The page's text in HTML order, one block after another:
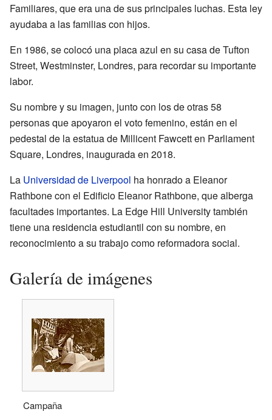
Familiares, que era una de sus principales luchas. Esta ley
ayudaba a las familias con hijos.
En 1986, se colocó una placa azul en su casa de Tufton
Street, Westminster, Londres, para recordar su importante
labor.
Su nombre y su imagen, junto con los de otras 58
personas que apoyaron el voto femenino, están en el
pedestal de la estatua de Millicent Fawcett en Parliament
Square, Londres, inaugurada en 2018.
La Universidad de Liverpool ha honrado a Eleanor
Rathbone con el Edificio Eleanor Rathbone, que alberga
facultades importantes. La Edge Hill University también
tiene una residencia estudiantil con su nombre, en
reconocimiento a su trabajo como reformadora social.
Galería de imágenes
Campaña